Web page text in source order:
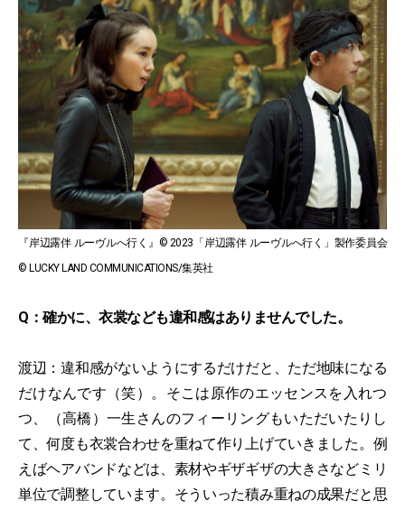
『岸辺露伴 ルーヴルへ行く』© 2023「岸辺露伴 ルーヴルへ行く」製作委員会
© LUCKY LAND COMMUNICATIONS/集英社
Q：確かに、衣裳なども違和感はありませんでした。
渡辺：違和感がないようにするだけだと、ただ地味になる
だけなんです（笑）。そこは原作のエッセンスを入れつ
つ、（高橋）一生さんのフィーリングもいただいたりし
て、何度も衣裳合わせを重ねて作り上げていきました。例
えばヘアバンドなどは、素材やギザギザの大きさなどミリ
単位で調整しています。そういった積み重ねの成果だと思